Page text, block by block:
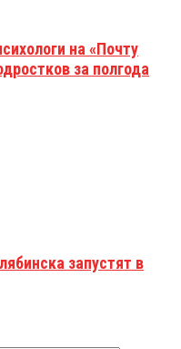
на «Почту
за полгода
запустят в